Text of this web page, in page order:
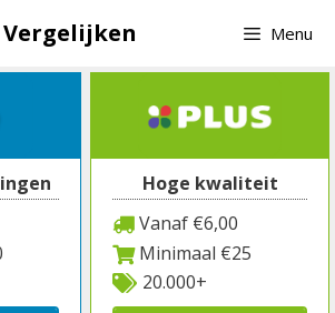
Menu
Hoge kwaliteit
Vanaf €6,00
Minimaal €25
20.000+